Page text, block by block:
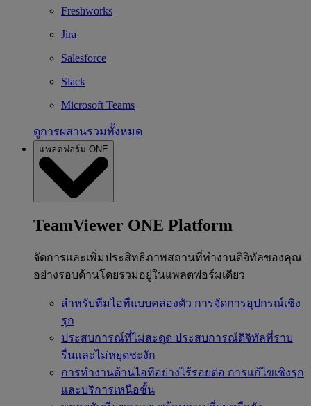
Freshworks
Jira
Salesforce
Slack
Microsoft Teams
ดูการผสานรวมทั้งหมด
แพลตฟอร์ม ONE
TeamViewer ONE Platform
จัดการและเพิ่มประสิทธิภาพสถานที่ทำงานดิจิทัลของคุณ
อย่างรอบด้านโดยรวมอยู่ในแพลตฟอร์มเดียว
สำหรับทีมไอทีแบบคล่องตัว การจัดการอุปกรณ์เชิง
รุก
ประสบการณ์ที่ไม่สะดุด ประสบการณ์ดิจิทัลที่ราบ
รื่นและไม่หยุดชะงัก
การทำงานด้านไอทีอย่างไร้รอยต่อ การแก้ไขเชิงรุก
และบริการเหนือชั้น